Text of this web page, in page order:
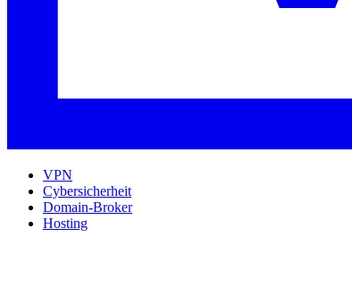
VPN
Cybersicherheit
Domain-Broker
Hosting